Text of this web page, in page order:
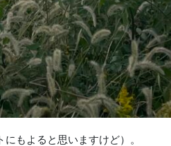
もよると思いますけど）。